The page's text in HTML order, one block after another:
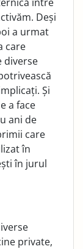
Deși
a urmat
care
diverse
Și
a face
ani de
care
în
în jurul
private,